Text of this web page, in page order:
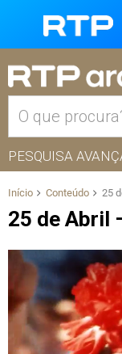
PESQUISA
Início Conteúdo 25
25 de Abril